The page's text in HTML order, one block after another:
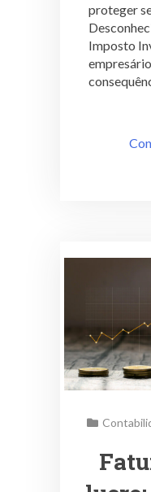
proteger
Imposto